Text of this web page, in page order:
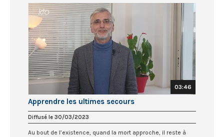
03:46
Apprendre les ultimes secours
Diffusé le 30/03/2023
Au bout de l’existence, quand la mort approche, il reste à